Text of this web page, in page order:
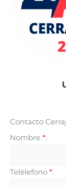
Contacto
Nombre *:
Telélefono *: